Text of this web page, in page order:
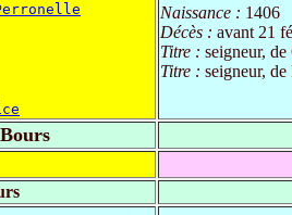
Naissance : 1406
Décès : avant 21
Titre : seigneur,
Titre : seigneur,